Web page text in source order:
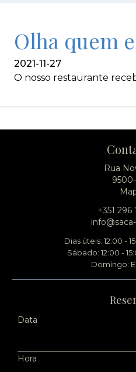
Olha quem
2021-11-27
O nosso restaurante
Rua
+351 296
Dias úteis: 12:00 -
Sábado: 12:00 -
Domingo:
Data
Hora